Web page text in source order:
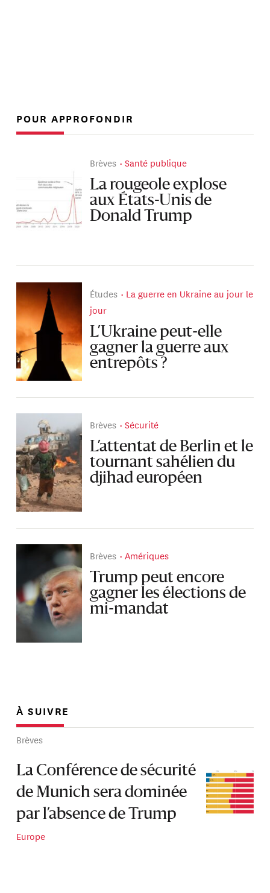
POUR APPROFONDIR
Brèves Santé publique
La rougeole explose
aux États-Unis de
Donald Trump
Études
La guerre en Ukraine au jour le
jour
L’Ukraine peut-elle
gagner la guerre aux
entrepôts ?
Brèves Sécurité
L’attentat de Berlin et le
tournant sahélien du
djihad européen
Brèves Amériques
Trump peut encore
gagner les élections de
mi-mandat
À SUIVRE
Brèves
La Conférence de sécurité
de Munich sera dominée
par l’absence de Trump
Europe